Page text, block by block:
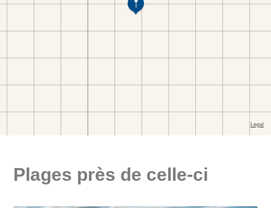
Plages près de celle-ci